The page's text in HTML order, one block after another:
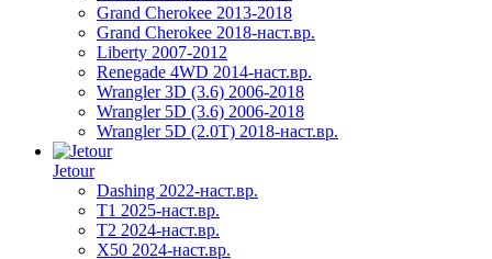
Grand Cherokee 2013-2018
Grand Cherokee 2018-наст.вр.
Liberty 2007-2012
Renegade 4WD 2014-наст.вр.
Wrangler 3D (3.6) 2006-2018
Wrangler 5D (3.6) 2006-2018
Wrangler 5D (2.0T) 2018-наст.вр.
Jetour
Dashing 2022-наст.вр.
T1 2025-наст.вр.
T2 2024-наст.вр.
X50 2024-наст.вр.